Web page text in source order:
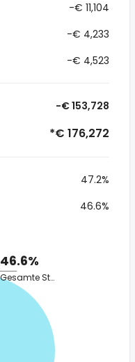
-€ 11,104
-€ 4,233
-€ 4,523
-€ 153,728
*€ 176,272
47.2%
46.6%
46.6%
Gesamte Steuer